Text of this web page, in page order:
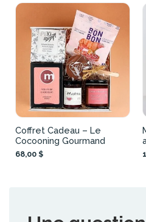
Coffret Cadeau – Le
Cocooning Gourmand
68,00 $